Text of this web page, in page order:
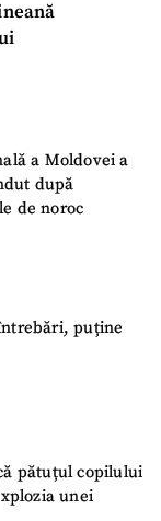
a Moldovei a
după
de noroc
puține
pătuțul copilului
unei